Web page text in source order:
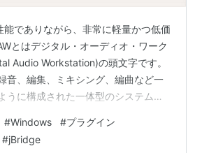
能でありながら、非常に軽量かつ低価
とはデジタル・オーディオ・ワーク
Audio Workstation)の頭文字です。
音、編集、ミキシング、編曲など一
うに構成された一体型のシステムで
年から無料版を使い始めまし
』の他にも音声ファイルをミック
#Windows #プラグイン
#jBridge